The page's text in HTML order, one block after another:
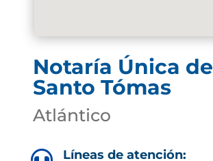
Notaría Única de
Santo Tómas
Atlántico
Líneas de atención: